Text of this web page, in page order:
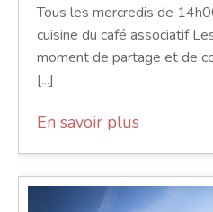
Tous les mercredis de
cuisine du café associatif
moment de partage et de
[...]
En savoir plus